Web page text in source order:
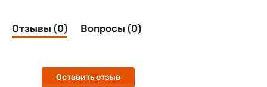
Отзывы (0) Вопросы (0)
Оставить отзыв